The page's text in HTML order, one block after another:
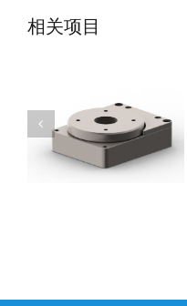
相关项目
SmarAct公司-低
温旋转台